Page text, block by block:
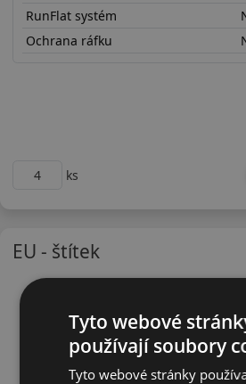
RunFlat systém
Ochrana ráfku
ks
EU - štítek
Tyto webové
používají soubory
Tyto webové stránky